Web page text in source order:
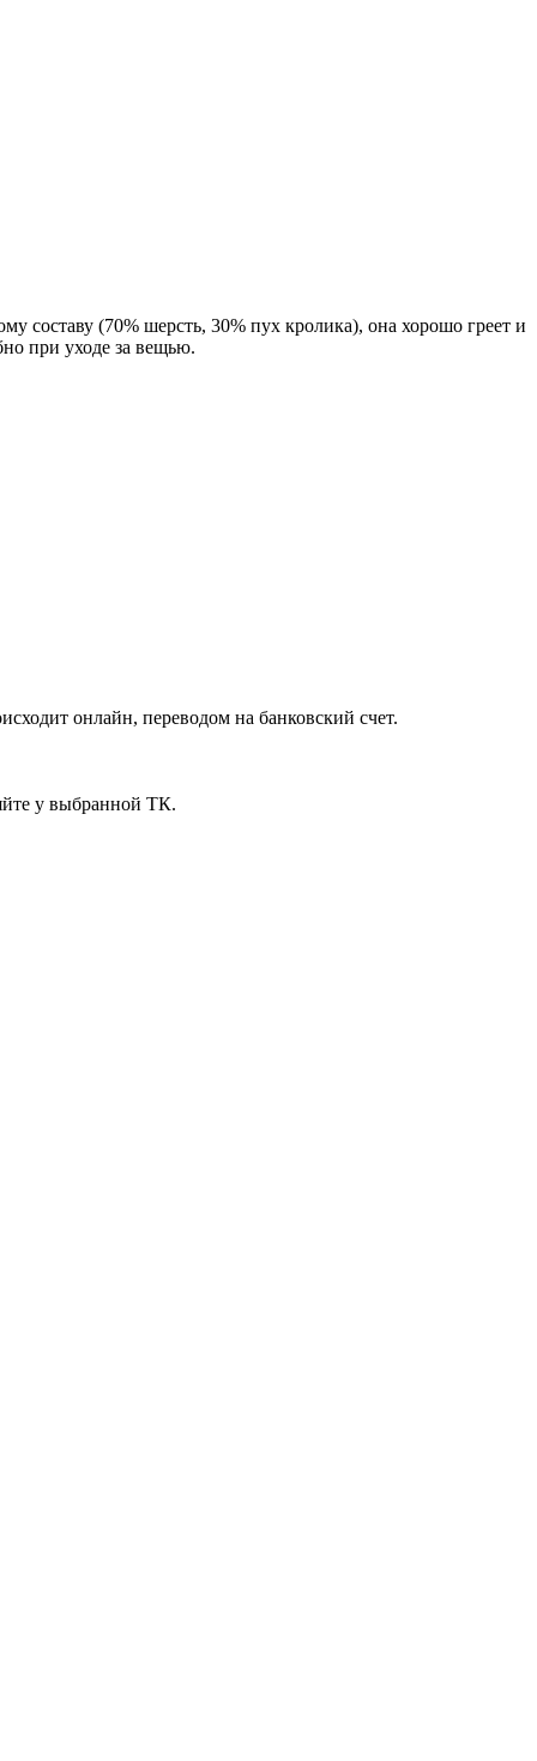
составу (70% шерсть, 30% пух кролика), она хорошо греет и
при уходе за вещью.
онлайн, переводом на банковский счет.
у выбранной ТК.